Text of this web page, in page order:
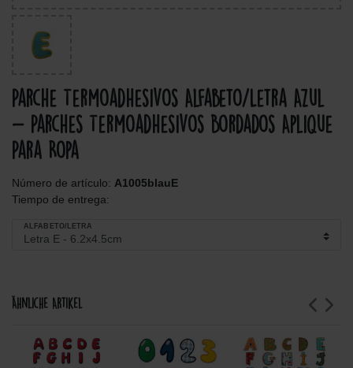
Parche Termoadhesivos Alfabeto/Letra Azul
- Parches Termoadhesivos Bordados Aplique
Para Ropa
Número de artículo: A1005blauE
Tiempo de entrega:
ALFABETO/LETRA
Ähnliche Artikel